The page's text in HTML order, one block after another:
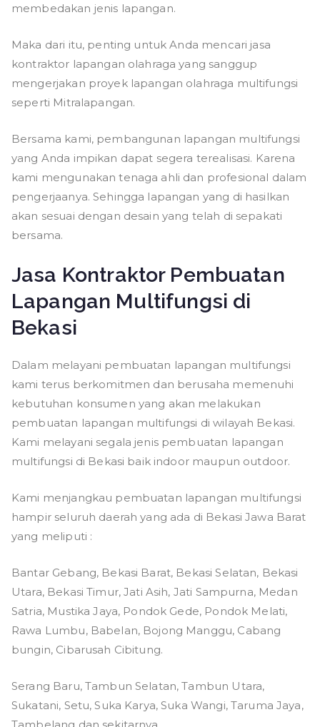
membedakan jenis lapangan.
Maka dari itu, penting untuk Anda mencari jasa
kontraktor lapangan olahraga yang sanggup
mengerjakan proyek lapangan olahraga multifungsi
seperti Mitralapangan.
Bersama kami, pembangunan lapangan multifungsi
yang Anda impikan dapat segera terealisasi. Karena
kami mengunakan tenaga ahli dan profesional dalam
pengerjaanya. Sehingga lapangan yang di hasilkan
akan sesuai dengan desain yang telah di sepakati
bersama.
Jasa Kontraktor Pembuatan
Lapangan Multifungsi di
Bekasi
Dalam melayani pembuatan lapangan multifungsi
kami terus berkomitmen dan berusaha memenuhi
kebutuhan konsumen yang akan melakukan
pembuatan lapangan multifungsi di wilayah Bekasi.
Kami melayani segala jenis pembuatan lapangan
multifungsi di Bekasi baik indoor maupun outdoor.
Kami menjangkau pembuatan lapangan multifungsi
hampir seluruh daerah yang ada di Bekasi Jawa Barat
yang meliputi :
Bantar Gebang, Bekasi Barat, Bekasi Selatan, Bekasi
Utara, Bekasi Timur, Jati Asih, Jati Sampurna, Medan
Satria, Mustika Jaya, Pondok Gede, Pondok Melati,
Rawa Lumbu, Babelan, Bojong Manggu, Cabang
bungin, Cibarusah Cibitung.
Serang Baru, Tambun Selatan, Tambun Utara,
Sukatani, Setu, Suka Karya, Suka Wangi, Taruma Jaya,